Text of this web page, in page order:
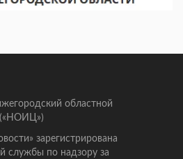
областной
зарегистрирована
службы по надзору за